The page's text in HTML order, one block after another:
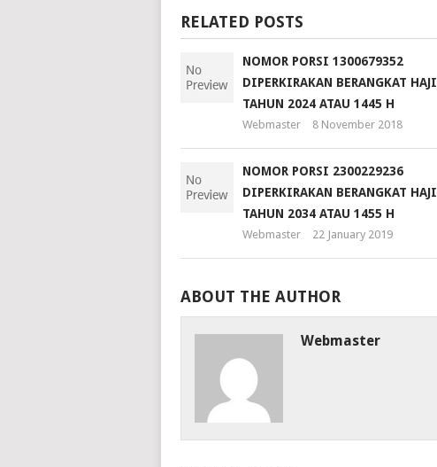
RELATED POSTS
NOMOR PORSI 1300679352
DIPERKIRAKAN BERANGKAT HAJI
TAHUN 2024 ATAU 1445 H
Webmaster 8 November 2018
NOMOR PORSI 2300229236
DIPERKIRAKAN BERANGKAT HAJI
TAHUN 2034 ATAU 1455 H
Webmaster 22 January 2019
ABOUT THE AUTHOR
Webmaster